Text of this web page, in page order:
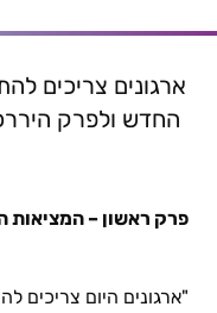
פודקאסט "זמן ניהול" –
ארגונים צריכים
החדש ולפרק
פרק ראשון – המציאות
"ארגונים היום צריכים